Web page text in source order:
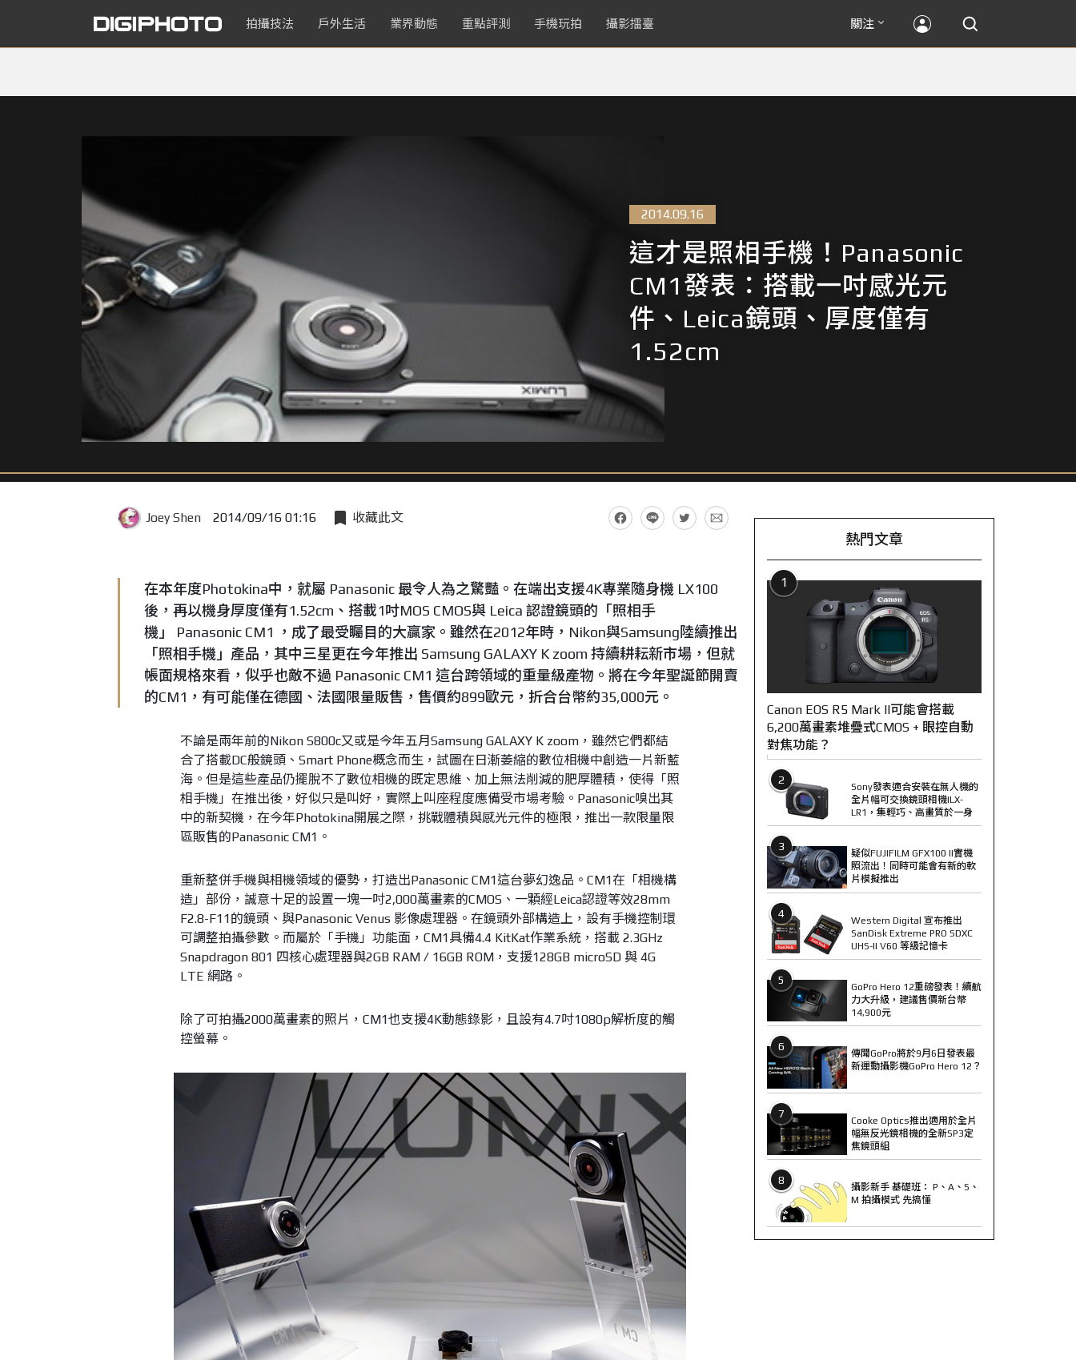
拍攝技法 戶外生活 業界動態 重點評測 手機玩拍 攝影擂臺 關注
2014.09.16
這才是照相手機！Panasonic
CM1發表：搭載一吋感光元
件、Leica鏡頭、厚度僅有
1.52cm
Joey Shen 2014/09/16 01:16 收藏此文
在本年度Photokina中，就屬 Panasonic 最令人為之驚豔。在端出支援4K專業隨身機 LX100
後，再以機身厚度僅有1.52cm、搭載1吋MOS CMOS與 Leica 認證鏡頭的「照相手
機」 Panasonic CM1 ，成了最受矚目的大贏家。雖然在2012年時，Nikon與Samsung陸續推出
「照相手機」產品，其中三星更在今年推出 Samsung GALAXY K zoom 持續耕耘新市場，但就
帳面規格來看，似乎也敵不過 Panasonic CM1 這台跨領域的重量級產物。將在今年聖誕節開賣
的CM1，有可能僅在德國、法國限量販售，售價約899歐元，折合台幣約35,000元。
不論是兩年前的Nikon S800c又或是今年五月Samsung GALAXY K zoom，雖然它們都結
合了搭載DC般鏡頭、Smart Phone概念而生，試圖在日漸萎縮的數位相機中創造一片新藍
海。但是這些產品仍擺脫不了數位相機的既定思維、加上無法削減的肥厚體積，使得「照
相手機」在推出後，好似只是叫好，實際上叫座程度應備受市場考驗。Panasonic嗅出其
中的新契機，在今年Photokina開展之際，挑戰體積與感光元件的極限，推出一款限量限
區販售的Panasonic CM1。
重新整併手機與相機領域的優勢，打造出Panasonic CM1這台夢幻逸品。CM1在「相機構
造」部份，誠意十足的設置一塊一吋2,000萬畫素的CMOS、一顆經Leica認證等效28mm
F2.8-F11的鏡頭、與Panasonic Venus 影像處理器。在鏡頭外部構造上，設有手機控制環
可調整拍攝參數。而屬於「手機」功能面，CM1具備4.4 KitKat作業系統，搭載 2.3GHz
Snapdragon 801 四核心處理器與2GB RAM / 16GB ROM，支援128GB microSD 與 4G
LTE 網路。
除了可拍攝2000萬畫素的照片，CM1也支援4K動態錄影，且設有4.7吋1080p解析度的觸
控螢幕。
熱門文章
1
Canon EOS R5 Mark II可能會搭載
6,200萬畫素堆疊式CMOS + 眼控自動
對焦功能？
2
Sony發表適合安裝在無人機的
全片幅可交換鏡頭相機ILX-
LR1，集輕巧、高畫質於一身
3
疑似FUJIFILM GFX100 II實機
照流出！同時可能會有新的軟
片模擬推出
4
Western Digital 宣布推出
SanDisk Extreme PRO SDXC
UHS-II V60 等級記憶卡
5
GoPro Hero 12重磅發表！續航
力大升級，建議售價新台幣
14,900元
6
傳聞GoPro將於9月6日發表最
新運動攝影機GoPro Hero 12？
7
Cooke Optics推出適用於全片
幅無反光鏡相機的全新SP3定
焦鏡頭組
8
攝影新手 基礎班： P、A、S、
M 拍攝模式 先搞懂